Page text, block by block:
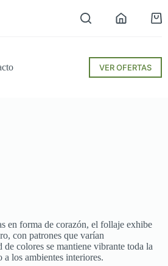
Carro
VER OFERTAS
en forma de corazón, el follaje exhibe
con patrones que varían
colores se mantiene vibrante toda la
los ambientes interiores.